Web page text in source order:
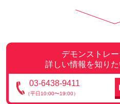
デモンストレ
詳しい情報を知り
03-6438-9411
（平日10:00〜19:00）